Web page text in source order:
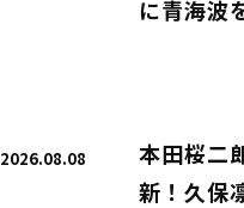
に青海波
2026.08.08
本田桜二
新！久保